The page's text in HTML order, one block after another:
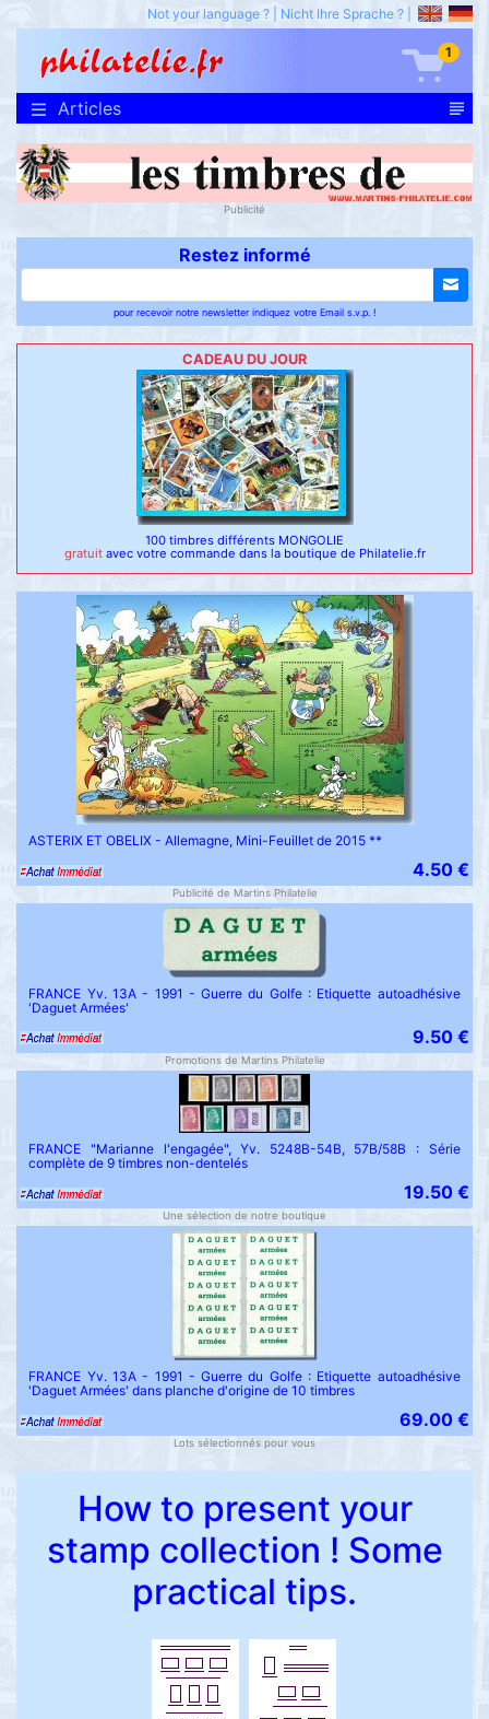
Not your language ? Nicht Ihre Sprache ?
1
Articles
Publicité
Restez informé
pour recevoir notre newsletter indiquez votre Email s.v.p. !
CADEAU DU JOUR
100 timbres différents MONGOLIE
gratuit avec votre commande dans la boutique de Philatelie.fr
ASTERIX ET OBELIX - Allemagne, Mini-Feuillet de 2015 **
4.50 €
Publicité de Martins Philatelie
FRANCE Yv. 13A - 1991 - Guerre du Golfe : Etiquette autoadhésive
'Daguet Armées'
9.50 €
Promotions de Martins Philatelie
FRANCE "Marianne l'engagée", Yv. 5248B-54B, 57B/58B : Série
complète de 9 timbres non-dentelés
19.50 €
Une sélection de notre boutique
FRANCE Yv. 13A - 1991 - Guerre du Golfe : Etiquette autoadhésive
'Daguet Armées' dans planche d'origine de 10 timbres
69.00 €
Lots sélectionnés pour vous
How to present your
stamp collection ! Some
practical tips.